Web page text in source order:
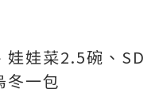
娃菜2.5碗、SD
冬一包